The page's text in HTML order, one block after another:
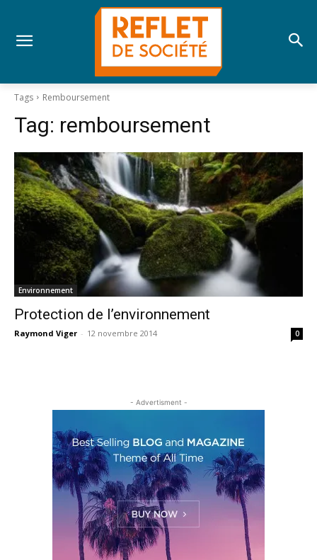
Tags Remboursement
Tag: remboursement
Environnement
Protection de l’environnement
Raymond Viger - 12 novembre 2014 0
- Advertisment -